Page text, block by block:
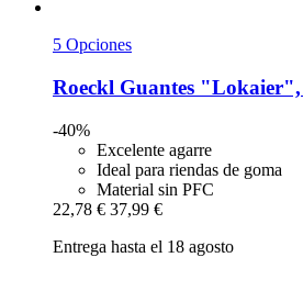
5 Opciones
Roeckl Guantes "Lokaier",
-40%
Excelente agarre
Ideal para riendas de goma
Material sin PFC
22,78 € 37,99 €
Entrega hasta el 18 agosto